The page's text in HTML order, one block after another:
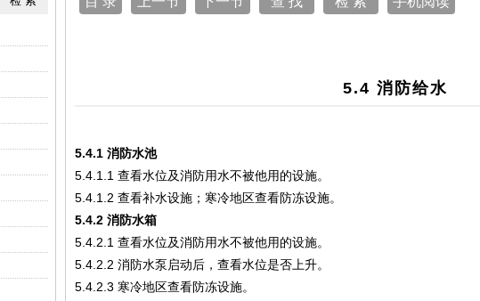
5.4 消防给水
5.4.1 消防水池
5.4.1.1 查看水位及消防用水不被他用的设施。
5.4.1.2 查看补水设施；寒冷地区查看防冻设施。
5.4.2 消防水箱
5.4.2.1 查看水位及消防用水不被他用的设施。
5.4.2.2 消防水泵启动后，查看水位是否上升。
5.4.2.3 寒冷地区查看防冻设施。